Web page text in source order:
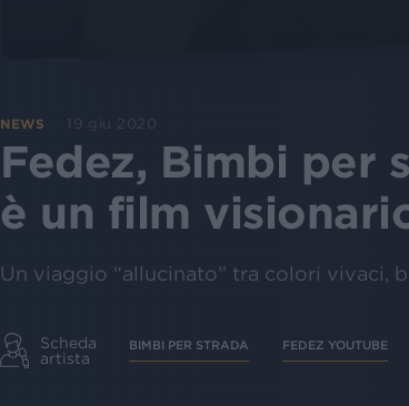
NEWS 19 giu 2020
Fedez, Bimbi per
è un film
Un viaggio “allucinato” tra colori vivaci,
Scheda
artista
BIMBI PER STRADA FEDEZ YOUTUBE